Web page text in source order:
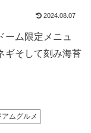
2024.08.07
ーム限定メニュ
ギそして刻み海苔
アムグルメ